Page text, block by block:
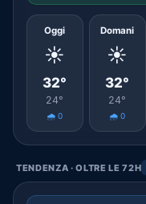
Oggi
☀️
32°
24°
🌧️ 0
Domani
☀️
32°
24°
🌧️ 0
TENDENZA · OLTRE LE 72H